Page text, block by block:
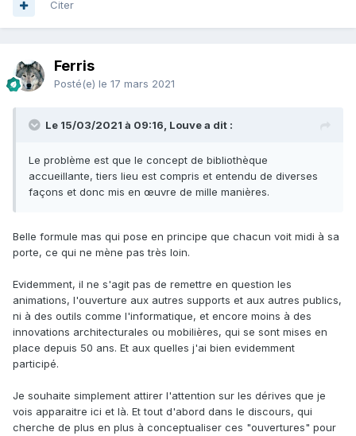
Citer
Ferris
Posté(e) le 17 mars 2021
Le 15/03/2021 à 09:16, Louve a dit :
Le problème est que le concept de bibliothèque
accueillante, tiers lieu est compris et entendu de diverses
façons et donc mis en œuvre de mille manières.
Belle formule mas qui pose en principe que chacun voit midi à sa
porte, ce qui ne mène pas très loin.
Evidemment, il ne s'agit pas de remettre en question les
animations, l'ouverture aux autres supports et aux autres publics,
ni à des outils comme l'informatique, et encore moins à des
innovations architecturales ou mobilières, qui se sont mises en
place depuis 50 ans. Et aux quelles j'ai bien evidemment
participé.
Je souhaite simplement attirer l'attention sur les dérives que je
vois apparaitre ici et là. Et tout d'abord dans le discours, qui
cherche de plus en plus à conceptualiser ces "ouvertures" pour